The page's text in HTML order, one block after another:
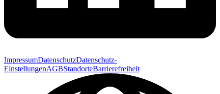
ImpressumDatenschutzDatenschutz-
EinstellungenAGBStandorteBarrierefreiheit